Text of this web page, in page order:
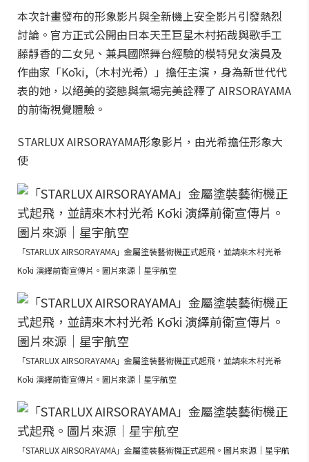
本次計畫發布的形象影片與全新機上安全影片引發熱烈
討論。官方正式公開由日本天王巨星木村拓哉與歌手工
藤靜香的二女兒、兼具國際舞台經驗的模特兒女演員及
作曲家「Kōki,（木村光希）」擔任主演，身為新世代代
表的她，以絕美的姿態與氣場完美詮釋了 AIRSORAYAMA
的前衛視覺體驗。
STARLUX AIRSORAYAMA形象影片，由光希擔任形象大
使
「STARLUX AIRSORAYAMA」金屬塗裝藝術機正式起飛，並請來木村光希
Kōki 演繹前衛宣傳片。圖片來源｜星宇航空
「STARLUX AIRSORAYAMA」金屬塗裝藝術機正式起飛，並請來木村光希
Kōki 演繹前衛宣傳片。圖片來源｜星宇航空
「STARLUX AIRSORAYAMA」金屬塗裝藝術機正式起飛。圖片來源｜星宇航